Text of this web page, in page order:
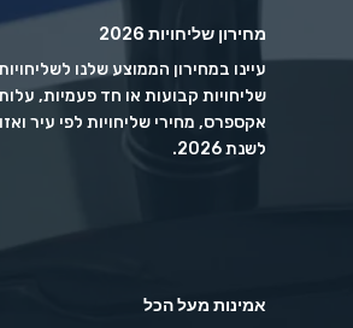
מחירון שליחויות 2026
עיינו במחירון הממוצע שלנו
שליחויות קבועות או חד פעמיות,
אקספרס, מחירי שליחויות לפי עיר
לשנת 2026.
אמינות מעל הכל